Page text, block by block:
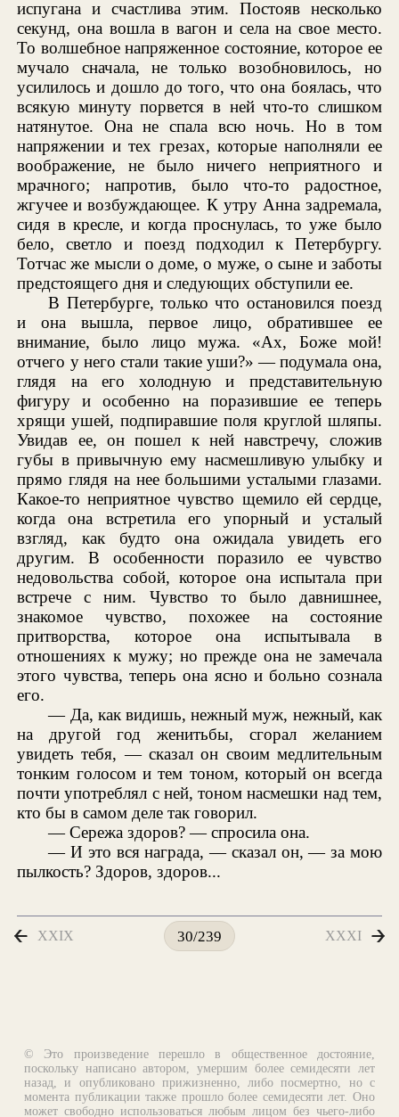
испугана и счастлива этим. Постояв несколько
секунд, она вошла в вагон и села на свое место.
То волшебное напряженное состояние, которое ее
мучало сначала, не только возобновилось, но
усилилось и дошло до того, что она боялась, что
всякую минуту порвется в ней что-то слишком
натянутое. Она не спала всю ночь. Но в том
напряжении и тех грезах, которые наполняли ее
воображение, не было ничего неприятного и
мрачного; напротив, было что-то радостное,
жгучее и возбуждающее. К утру Анна задремала,
сидя в кресле, и когда проснулась, то уже было
бело, светло и поезд подходил к Петербургу.
Тотчас же мысли о доме, о муже, о сыне и заботы
предстоящего дня и следующих обступили ее.
В Петербурге, только что остановился поезд
и она вышла, первое лицо, обратившее ее
внимание, было лицо мужа. «Ах, Боже мой!
отчего у него стали такие уши?» — подумала она,
глядя на его холодную и представительную
фигуру и особенно на поразившие ее теперь
хрящи ушей, подпиравшие поля круглой шляпы.
Увидав ее, он пошел к ней навстречу, сложив
губы в привычную ему насмешливую улыбку и
прямо глядя на нее большими усталыми глазами.
Какое-то неприятное чувство щемило ей сердце,
когда она встретила его упорный и усталый
взгляд, как будто она ожидала увидеть его
другим. В особенности поразило ее чувство
недовольства собой, которое она испытала при
встрече с ним. Чувство то было давнишнее,
знакомое чувство, похожее на состояние
притворства, которое она испытывала в
отношениях к мужу; но прежде она не замечала
этого чувства, теперь она ясно и больно сознала
его.
— Да, как видишь, нежный муж, нежный, как
на другой год женитьбы, сгорал желанием
увидеть тебя, — сказал он своим медлительным
тонким голосом и тем тоном, который он всегда
почти употреблял с ней, тоном насмешки над тем,
кто бы в самом деле так говорил.
— Сережа здоров? — спросила она.
— И это вся награда, — сказал он, — за мою
пылкость? Здоров, здоров...
XXIX 30/239 XXXI
© Это произведение перешло в общественное достояние,
поскольку написано автором, умершим более семидесяти лет
назад, и опубликовано прижизненно, либо посмертно, но с
момента публикации также прошло более семидесяти лет. Оно
может свободно использоваться любым лицом без чьего-либо